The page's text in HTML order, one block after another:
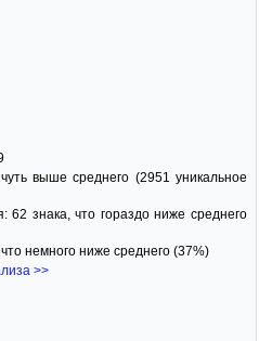
выше среднего (2951 уникальное
знака, что гораздо ниже среднего
немного ниже среднего (37%)
>>